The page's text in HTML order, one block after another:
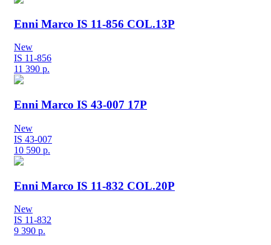
Enni Marco IS 11-856 COL.13P
New
IS 11-856
11 390 р.
Enni Marco IS 43-007 17P
New
IS 43-007
10 590 р.
Enni Marco IS 11-832 COL.20P
New
IS 11-832
9 390 р.